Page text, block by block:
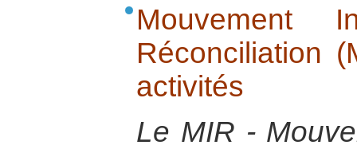
Mouvement
Réconciliation
activités
Le MIR -